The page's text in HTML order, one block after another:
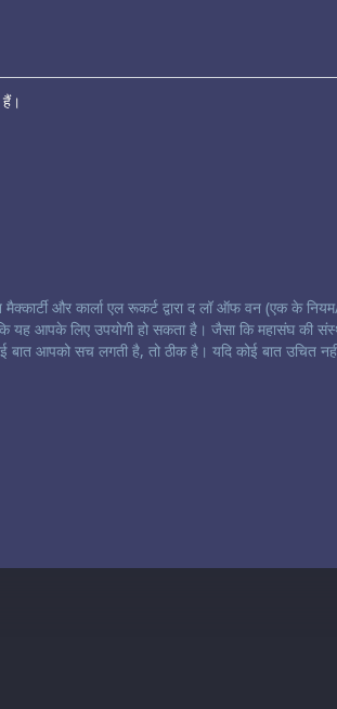
और कार्ला एल रूकर्ट द्वारा द लॉ ऑफ वन (एक के
यह आपके लिए उपयोगी हो सकता है। जैसा कि महासंघ की
आपको सच लगती है, तो ठीक है। यदि कोई बात उचित